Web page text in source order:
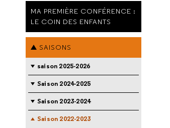
MA PREMIÈRE CONFÉRENCE :
LE COIN DES ENFANTS
SAISONS
saison 2025-2026
Saison 2024-2025
Saison 2023-2024
Saison 2022-2023